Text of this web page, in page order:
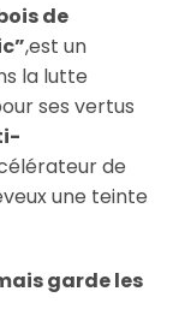
de
,est un
la lutte
ses vertus
de
une teinte
garde les